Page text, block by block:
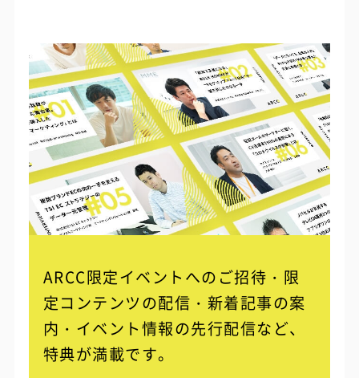
ARCC限定イベントへのご招待・限
定コンテンツの配信・ 新着記事の案
内・イベント情報の先行配信など、
特典が満載です。